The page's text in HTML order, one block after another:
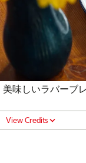
美味しいラバーブ
View Credits